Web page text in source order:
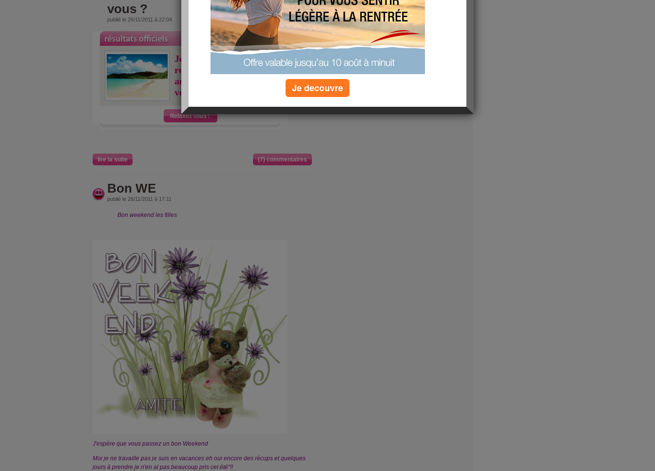
vous ?
publié le 26/11/2011 à 22:04
Je viens juste de me
relaxer 2 minutes sur
aujourdhui.com, et
vous ?
lire la suite (7) commentaires
Bon WE
publié le 26/11/2011 à 17:11
Bon weekend les filles
J'espère que vous passez un bon Weekend
Moi je ne travaille pas je suis en vacances eh oui encore des récups et quelques
jours à prendre je n'en ai pas beaucoup pris cet été"!!
Je decouvre